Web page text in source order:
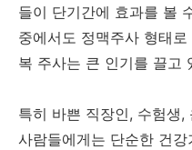
들이 단기간에 효과를 볼
중에서도 정맥주사 형태
복 주사는 큰 인기를 끌고
특히 바쁜 직장인, 수험생
사람들에게는 단순한 건